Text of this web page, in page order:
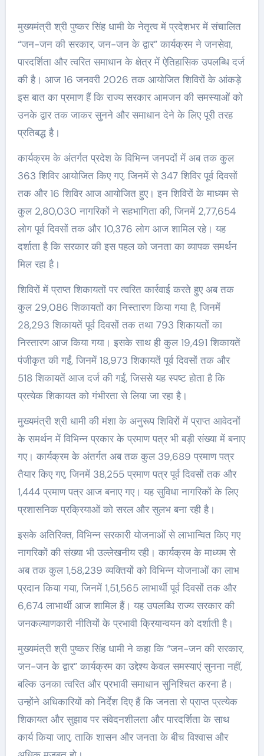
मुख्यमंत्री श्री पुष्कर सिंह धामी के नेतृत्व में प्रदेशभर में संचालित
“जन-जन की सरकार, जन-जन के द्वार” कार्यक्रम ने जनसेवा,
पारदर्शिता और त्वरित समाधान के क्षेत्र में ऐतिहासिक उपलब्धि दर्ज
की है। आज 16 जनवरी 2026 तक आयोजित शिविरों के आंकड़े
इस बात का प्रमाण हैं कि राज्य सरकार आमजन की समस्याओं को
उनके द्वार तक जाकर सुनने और समाधान देने के लिए पूरी तरह
प्रतिबद्ध है।
कार्यक्रम के अंतर्गत प्रदेश के विभिन्न जनपदों में अब तक कुल
363 शिविर आयोजित किए गए, जिनमें से 347 शिविर पूर्व दिवसों
तक और 16 शिविर आज आयोजित हुए। इन शिविरों के माध्यम से
कुल 2,80,030 नागरिकों ने सहभागिता की, जिनमें 2,77,654
लोग पूर्व दिवसों तक और 10,376 लोग आज शामिल रहे। यह
दर्शाता है कि सरकार की इस पहल को जनता का व्यापक समर्थन
मिल रहा है।
शिविरों में प्राप्त शिकायतों पर त्वरित कार्रवाई करते हुए अब तक
कुल 29,086 शिकायतों का निस्तारण किया गया है, जिनमें
28,293 शिकायतें पूर्व दिवसों तक तथा 793 शिकायतों का
निस्तारण आज किया गया। इसके साथ ही कुल 19,491 शिकायतें
पंजीकृत की गईं, जिनमें 18,973 शिकायतें पूर्व दिवसों तक और
518 शिकायतें आज दर्ज की गईं, जिससे यह स्पष्ट होता है कि
प्रत्येक शिकायत को गंभीरता से लिया जा रहा है।
मुख्यमंत्री श्री धामी की मंशा के अनुरूप शिविरों में प्राप्त आवेदनों
के समर्थन में विभिन्न प्रकार के प्रमाण पत्र भी बड़ी संख्या में बनाए
गए। कार्यक्रम के अंतर्गत अब तक कुल 39,689 प्रमाण पत्र
तैयार किए गए, जिनमें 38,255 प्रमाण पत्र पूर्व दिवसों तक और
1,444 प्रमाण पत्र आज बनाए गए। यह सुविधा नागरिकों के लिए
प्रशासनिक प्रक्रियाओं को सरल और सुलभ बना रही है।
इसके अतिरिक्त, विभिन्न सरकारी योजनाओं से लाभान्वित किए गए
नागरिकों की संख्या भी उल्लेखनीय रही। कार्यक्रम के माध्यम से
अब तक कुल 1,58,239 व्यक्तियों को विभिन्न योजनाओं का लाभ
प्रदान किया गया, जिनमें 1,51,565 लाभार्थी पूर्व दिवसों तक और
6,674 लाभार्थी आज शामिल हैं। यह उपलब्धि राज्य सरकार की
जनकल्याणकारी नीतियों के प्रभावी क्रियान्वयन को दर्शाती है।
मुख्यमंत्री श्री पुष्कर सिंह धामी ने कहा कि “जन-जन की सरकार,
जन-जन के द्वार” कार्यक्रम का उद्देश्य केवल समस्याएं सुनना नहीं,
बल्कि उनका त्वरित और प्रभावी समाधान सुनिश्चित करना है।
उन्होंने अधिकारियों को निर्देश दिए हैं कि जनता से प्राप्त प्रत्येक
शिकायत और सुझाव पर संवेदनशीलता और पारदर्शिता के साथ
कार्य किया जाए, ताकि शासन और जनता के बीच विश्वास और